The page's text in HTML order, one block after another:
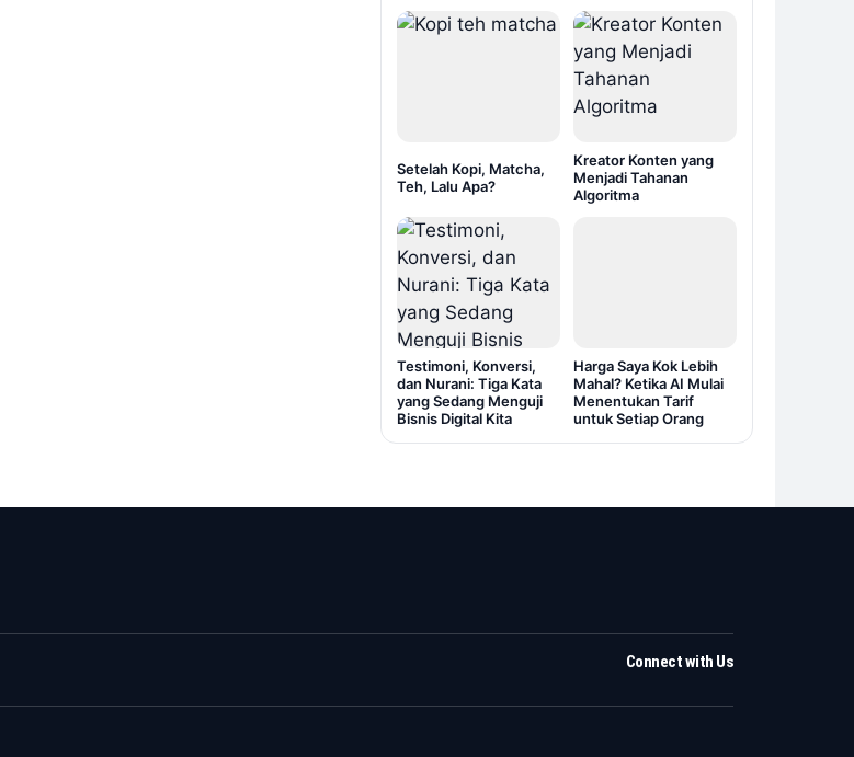
Setelah Kopi, Matcha,
Teh, Lalu Apa?
Kreator Konten yang
Menjadi Tahanan
Algoritma
Testimoni, Konversi,
dan Nurani: Tiga Kata
yang Sedang Menguji
Bisnis Digital Kita
Harga Saya Kok Lebih
Mahal? Ketika AI Mulai
Menentukan Tarif
untuk Setiap Orang
Connect with Us